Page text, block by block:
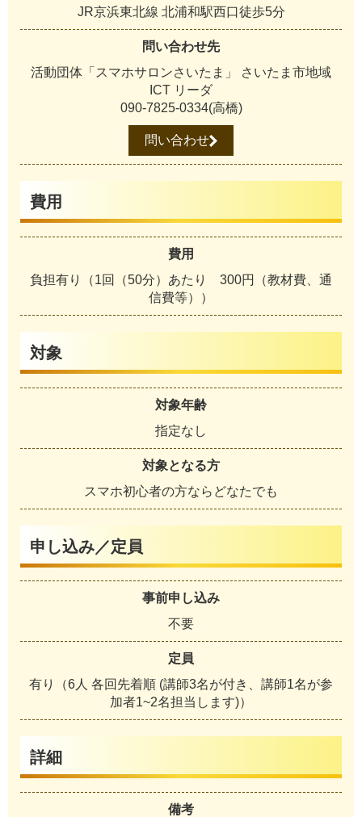
JR京浜東北線 北浦和駅西口徒歩5分
問い合わせ先
活動団体「スマホサロンさいたま」 さいたま市地域
ICT リーダ
090-7825-0334(高橋)
問い合わせ
費用
費用
負担有り（1回（50分）あたり 300円（教材費、通
信費等））
対象
対象年齢
指定なし
対象となる方
スマホ初心者の方ならどなたでも
申し込み／定員
事前申し込み
不要
定員
有り（6人 各回先着順 (講師3名が付き、講師1名が参
加者1~2名担当します)）
詳細
備考